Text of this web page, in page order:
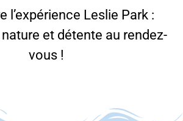
l’expérience Leslie Park :
et détente au rendez-
vous !